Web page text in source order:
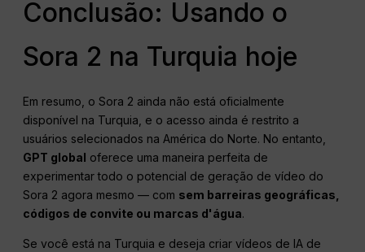
Conclusão: Usando o
Sora 2 na Turquia hoje
Em resumo, o Sora 2 ainda não está oficialmente
disponível na Turquia, e o acesso ainda é restrito a
usuários selecionados na América do Norte. No entanto,
GPT global oferece uma maneira perfeita de
experimentar todo o potencial de geração de vídeo do
Sora 2 agora mesmo — com sem barreiras geográficas,
códigos de convite ou marcas d'água.
Se você está na Turquia e deseja criar vídeos de IA de